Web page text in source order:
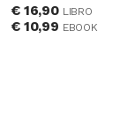
€16,90 LIBRO
€10,99 EBOOK